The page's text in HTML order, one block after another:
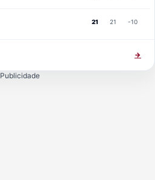
21 21 -10
→
Publicidade